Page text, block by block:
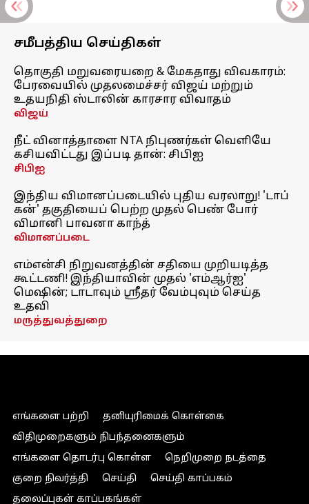
சமீபத்திய செய்திகள்
தொகுதி மறுவரையறை & மேகதாது விவகாரம்:
பேரவையில் முதலமைச்சர் விஜய் மற்றும்
உதயநிதி ஸ்டாலின் காரசார விவாதம்
விஜய்
நீட் வினாத்தாளை NTA நிபுணர்கள் வெளியே
கசியவிட்டது இப்படி தான்: சிபிஐ
சிபிஐ
இந்திய விமானப்படையில் புதிய வரலாறு! 'டாப்
கன்' தகுதியைப் பெற்ற முதல் பெண் போர்
விமானி பாவனா காந்த்
விமானப்படை
எம்என்சி நிறுவனத்தின் சதியை முறியடித்த
கூட்டணி! இந்தியாவின் முதல் 'எம்ஆர்ஐ'
மெஷின்; டாடாவும் ஸ்ரீதர் வேம்புவும் செய்த
உதவி
மருத்துவத்துறை
எங்களை பற்றி
தனியுரிமைக் கொள்கை
விதிமுறைகளும் நிபந்தனைகளும்
எங்களை தொடர்பு கொள்ள
நெறிமுறை நடத்தை
குறை நிவர்த்தி
செய்தி
செய்தி காப்பகம்
தலைப்புகள் காப்பகங்கள்